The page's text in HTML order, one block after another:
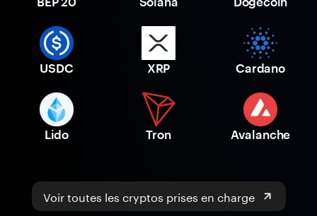
USDC XRP Cardano
Lido Tron Avalanche
Voir toutes les cryptos prises en charge